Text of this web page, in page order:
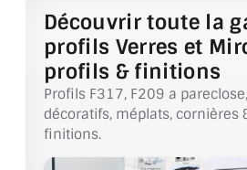
VERRE ANTI-REFLET
VERRE LAQUÉ/CRÉDENCE
VERRE FEUILLETÉ/TREMPÉ
DALLE DE SOL EN VERRE
Découvrir toute la
profils Verres et
profils & finitions
Profils F317, F209 a
décoratifs, méplats, cornières
finitions.